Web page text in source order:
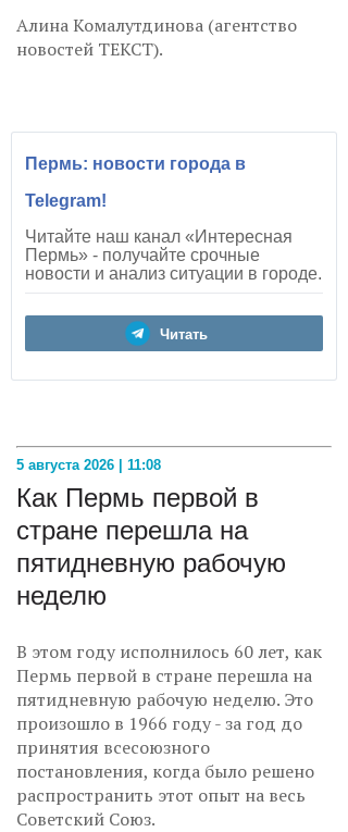
Алина Комалутдинова (агентство
новостей ТЕКСТ).
Пермь: новости города в
Telegram!
Читайте наш канал «Интересная
Пермь» - получайте срочные
новости и анализ ситуации в городе.
Читать
5 августа 2026 | 11:08
Как Пермь первой в
стране перешла на
пятидневную рабочую
неделю
В этом году исполнилось 60 лет, как
Пермь первой в стране перешла на
пятидневную рабочую неделю. Это
произошло в 1966 году - за год до
принятия всесоюзного
постановления, когда было решено
распространить этот опыт на весь
Советский Союз.